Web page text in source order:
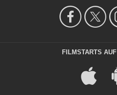
FILMSTARTS